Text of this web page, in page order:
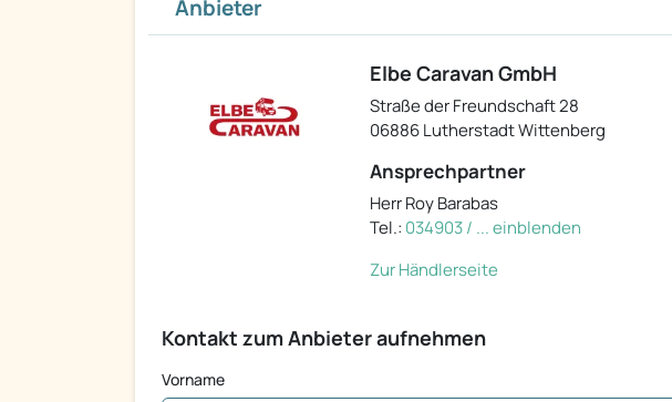
Anbieter
Elbe Caravan GmbH
Straße der Freundschaft 28
06886 Lutherstadt Wittenberg
Ansprechpartner
Herr Roy Barabas
Tel.: 034903 / ... einblenden
Zur Händlerseite
Kontakt zum Anbieter aufnehmen
Vorname